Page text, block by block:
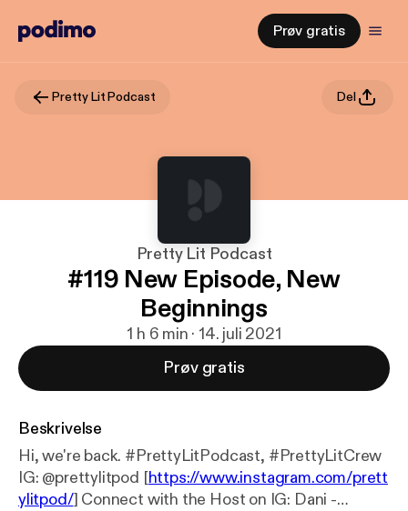
Prøv gratis
Pretty Lit Podcast Del
Pretty Lit Podcast
#119 New Episode, New
Beginnings
1 h 6 min · 14. juli 2021
Prøv gratis
Beskrivelse
Hi, we're back. #PrettyLitPodcast, #PrettyLitCrew
IG: @prettylitpod [https://www.instagram.com/prett
ylitpod/] Connect with the Host on IG: Dani -